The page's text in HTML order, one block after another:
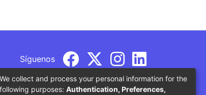
Síguenos
We collect and process your personal information for the
following purposes: Authentication, Preferences,